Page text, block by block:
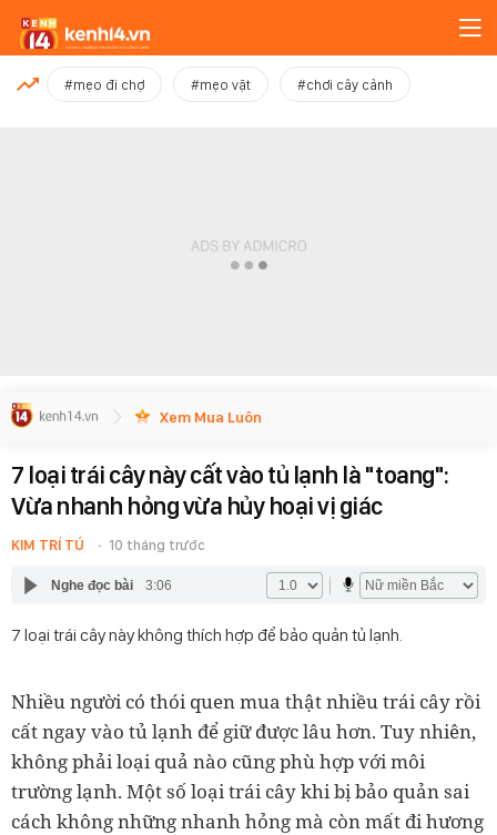
MỚI NHẤT
#mẹo đi chợ #mẹo vặt #chơi cây cảnh
Xem Mua Luôn
7 loại trái cây này cất vào tủ lạnh là "toang":
Vừa nhanh hỏng vừa hủy hoại vị giác
KIM TRÍ TÚ 10 tháng trước
Nghe đọc bài 3:06
7 loại trái cây này không thích hợp để bảo quản tủ lạnh.
Nhiều người có thói quen mua thật nhiều trái cây rồi
cất ngay vào tủ lạnh để giữ được lâu hơn. Tuy nhiên,
không phải loại quả nào cũng phù hợp với môi
trường lạnh. Một số loại trái cây khi bị bảo quản sai
cách không những nhanh hỏng mà còn mất đi hương